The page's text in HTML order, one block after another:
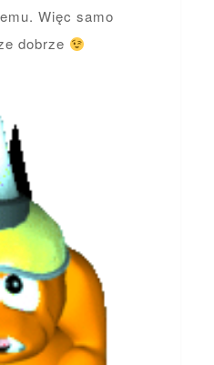
Więc samo
dobrze